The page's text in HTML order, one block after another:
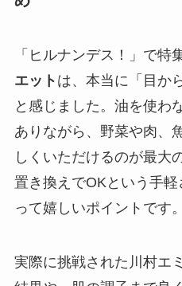
「ヒルナンデス！」で特
エット は、本当に「目か
と感じました。油を使わ
ありながら、野菜や肉、
しくいただけるのが最大
置き換えでOKという手
って嬉しいポイントです。
実際に挑戦された川村エ